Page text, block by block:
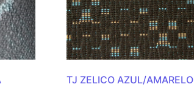
TJ ZELICO AZUL/AMARELO